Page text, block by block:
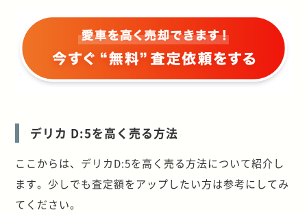
デリカ D:5を高く売る方法
ここからは、デリカD:5を高く売る方法について紹介し
ます。少しでも査定額をアップしたい方は参考にしてみ
てください。